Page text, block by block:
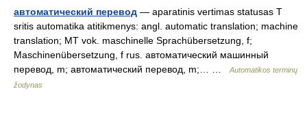
автоматический перевод — aparatinis vertimas statusas T
sritis automatika atitikmenys: angl. automatic translation; machine
translation; MT vok. maschinelle Sprachübersetzung, f;
Maschinenübersetzung, f rus. автоматический машинный
перевод, m; автоматический перевод, m;… …
Automatikos terminų
žodynas